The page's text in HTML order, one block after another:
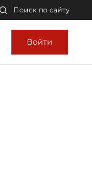
Поиск по сайту
Войти